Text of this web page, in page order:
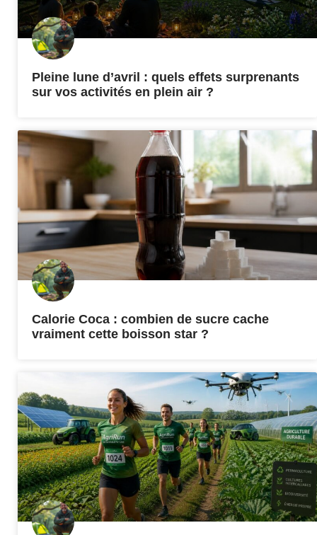
Pleine lune d’avril : quels effets surprenants
sur vos activités en plein air ?
Calorie Coca : combien de sucre cache
vraiment cette boisson star ?